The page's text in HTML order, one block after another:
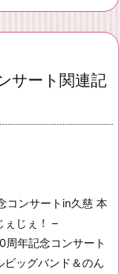
サート関連記
コンサートin久慈 本
ぇじぇ！ –
周年記念コンサート
ッグバンド＆のん